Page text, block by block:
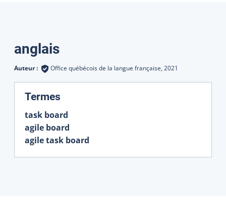
Traductions
anglais
Auteur : Office québécois de la langue française, 2021
Termes
task board
agile board
agile task board